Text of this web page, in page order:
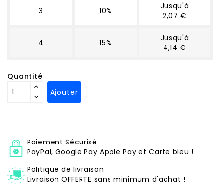
3 10%
Jusqu'à
2,07 €
4 15%
Jusqu'à
4,14 €
Quantité
Ajouter
Paiement Sécurisé
PayPal, Google Pay Apple Pay et Carte bleu !
Politique de livraison
Livraison OFFERTE sans minimum d'achat !